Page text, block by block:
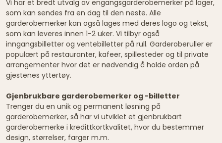
Vi har et bredt utvalg av engangsgarderobemerker på lager,
som kan sendes fra en dag til den neste. Alle
garderobemerker kan også lages med deres logo og tekst,
som kan leveres innen 1-2 uker. Vi tilbyr også
inngangsbilletter og ventebilletter på rull. Garderoberuller er
populært på restauranter, kafeer, spillesteder og til private
arrangementer hvor det er nødvendig å holde orden på
gjestenes yttertøy.
Gjenbrukbare garderobemerker og -billetter
Trenger du en unik og permanent løsning på
garderobemerker, så har vi utviklet et gjenbrukbart
garderobemerke i kredittkortkvalitet, hvor du bestemmer
design, størrelser, farger m.m.